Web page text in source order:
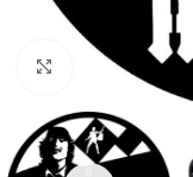
Нажмите,